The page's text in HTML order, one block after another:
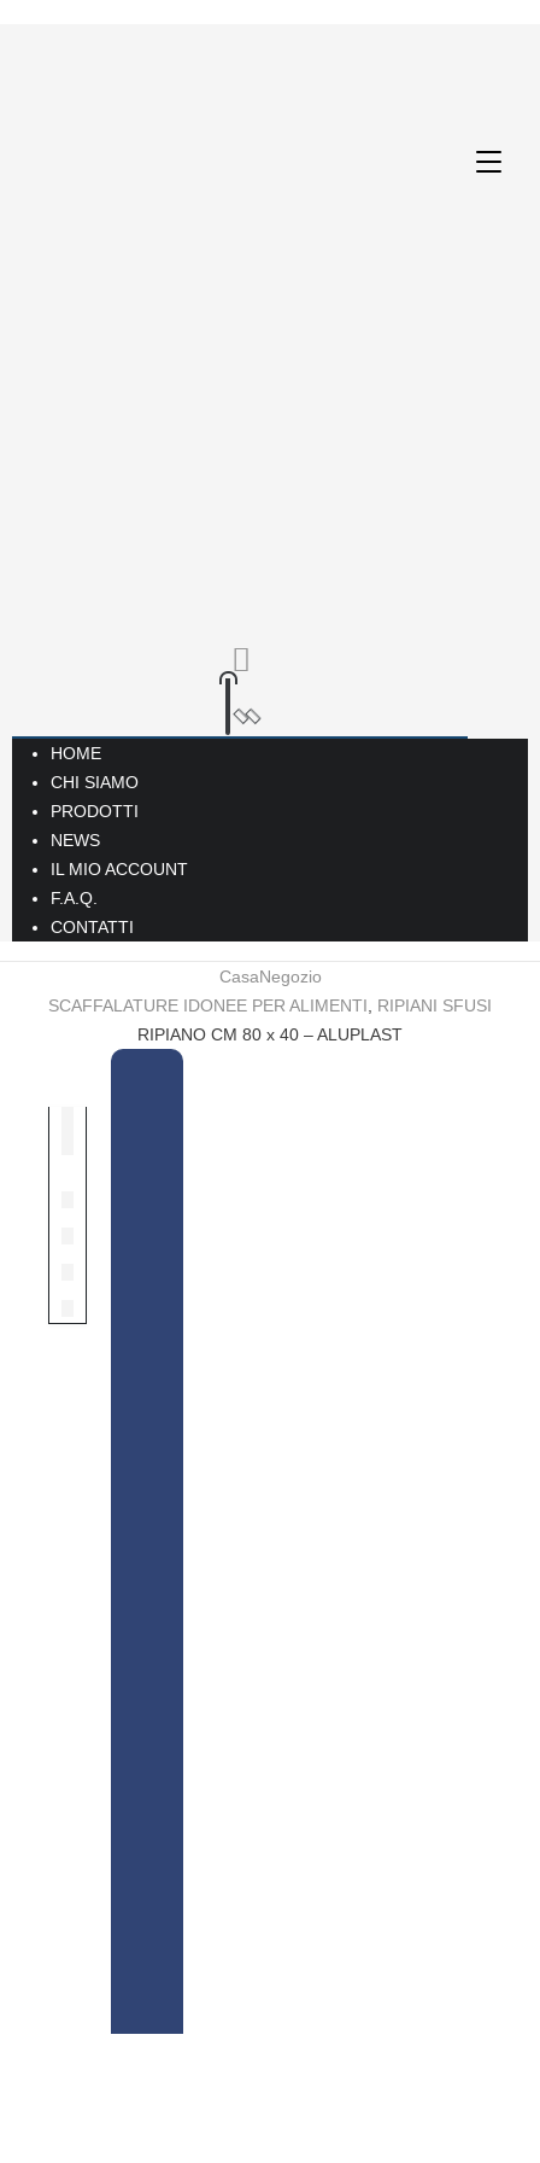
HOME
CHI SIAMO
PRODOTTI
NEWS
IL MIO ACCOUNT
F.A.Q.
CONTATTI
CasaNegozio
SCAFFALATURE IDONEE PER ALIMENTI
RIPIANI SFUSI
RIPIANO CM 80 x 40 – ALUPLAST